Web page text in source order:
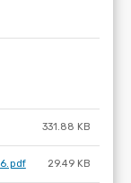
331.88 KB
29.49 KB